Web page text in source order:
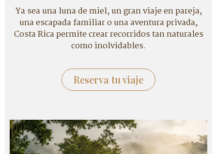
Ya sea una luna de miel, un gran viaje en pareja,
una escapada familiar o una aventura privada,
Costa Rica permite crear recorridos tan naturales
como inolvidables.
Reserva tu viaje